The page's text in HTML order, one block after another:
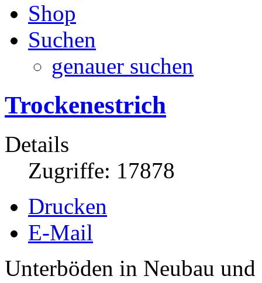
Shop
Suchen
genauer suchen
Trockenestrich
Details
Zugriffe: 17878
Drucken
E-Mail
Unterböden in Neubau und